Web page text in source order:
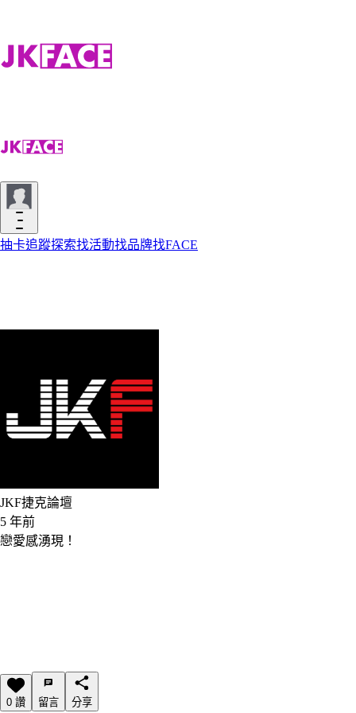
抽卡追蹤探索找活動找品牌找FACE
JKF捷克論壇
5 年前
戀愛感湧現！
0 讚 留言 分享